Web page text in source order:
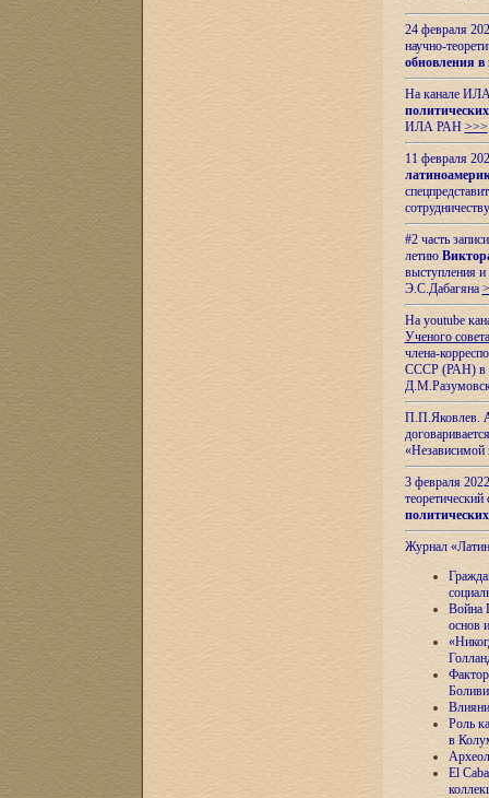
24 февраля
научно-
обновления в
На канале
ИЛА РАН >>>
11 февраля
#2 часть
летию
выступления
Э.С.Дабагяна
На youtube
Ученого
члена-
СССР (РАН) в
П.П.Яковлев.
«Независимой
3 февраля
теоретический
Журнал
Война
основ
Роль
в
El